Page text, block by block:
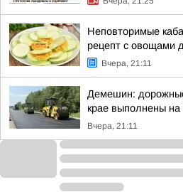
Неповторимые
рецепт с овощами
Вчера, 21:11
Демешин:
крае выполнены на
Вчера, 21:11